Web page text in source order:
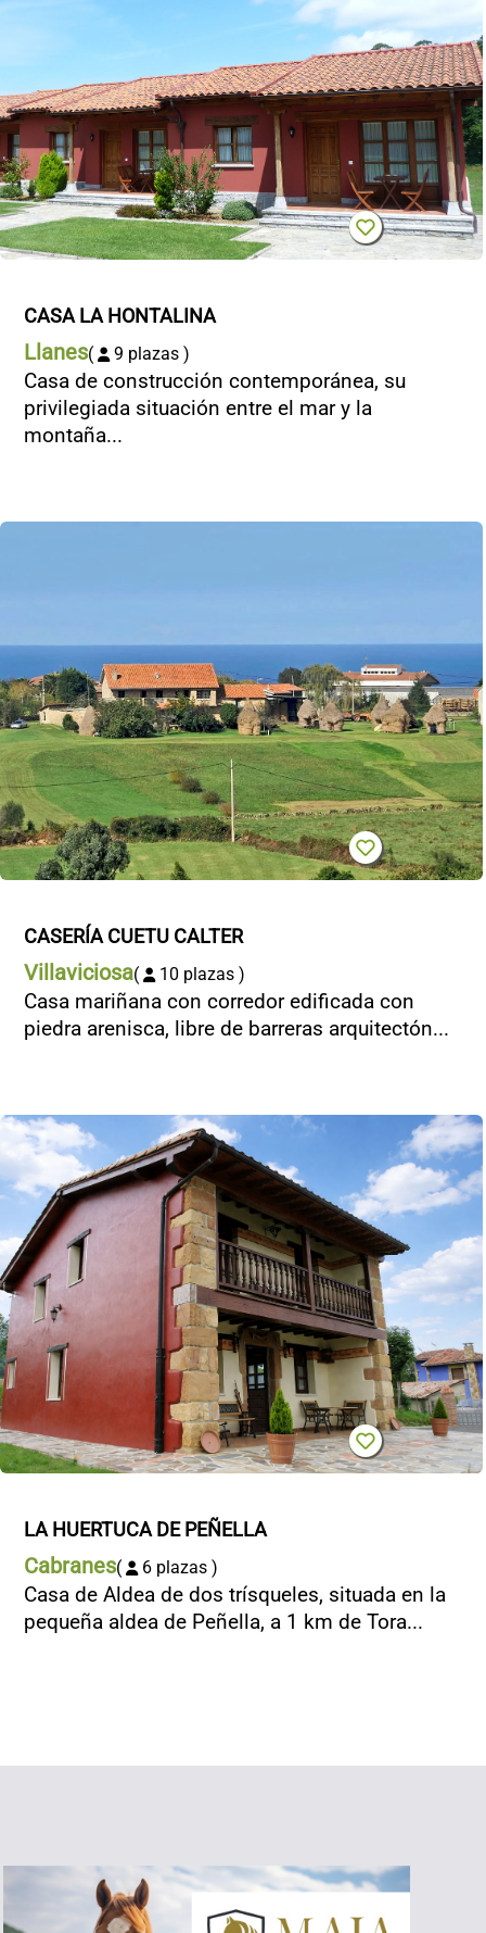
CASA LA HONTALINA
Llanes( 9 plazas )
Casa de construcción contemporánea, su
privilegiada situación entre el mar y la
montaña...
CASERÍA CUETU CALTER
Villaviciosa( 10 plazas )
Casa mariñana con corredor edificada con
piedra arenisca, libre de barreras arquitectón...
LA HUERTUCA DE PEÑELLA
Cabranes( 6 plazas )
Casa de Aldea de dos trísqueles, situada en la
pequeña aldea de Peñella, a 1 km de Tora...